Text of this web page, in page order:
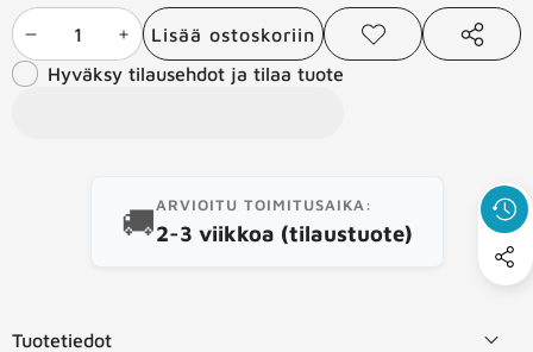
Vähennä
määrää
Lisää
määrää
Lisää ostoskoriin
Lisää
toivelistaan
Jaa
Hyväksy tilausehdot ja tilaa tuote
🚚ARVIOITU TOIMITUSAIKA:
2-3 viikkoa (tilaustuote)
Tuotetiedot